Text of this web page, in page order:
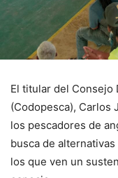
El titular del Consejo
(Codopesca), Carlos
los pescadores de
busca de
los que ven un